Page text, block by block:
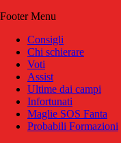
Footer Menu
Consigli
Chi schierare
Voti
Assist
Ultime dai campi
Infortunati
Maglie SOS Fanta
Probabili Formazioni